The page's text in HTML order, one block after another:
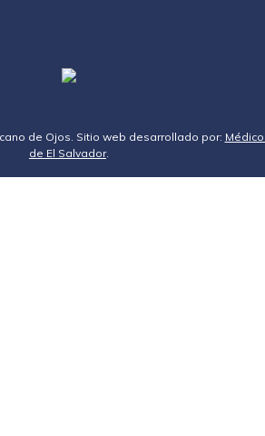
de Ojos. Sitio web desarrollado por:
de El Salvador.